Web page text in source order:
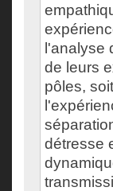
l'analyse
de leurs
pôles,
détresse